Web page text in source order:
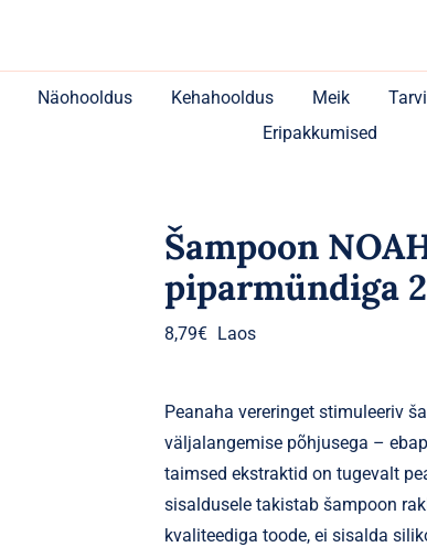
Näohooldus Kehahooldus Meik
Eripakkumised
Šampoon
piparmündiga
8,79€ Laos
Peanaha vereringet stimuleeriv
väljalangemise põhjusega –
taimsed ekstraktid on tugevalt
sisaldusele takistab šampoon
kvaliteediga toode, ei sisalda